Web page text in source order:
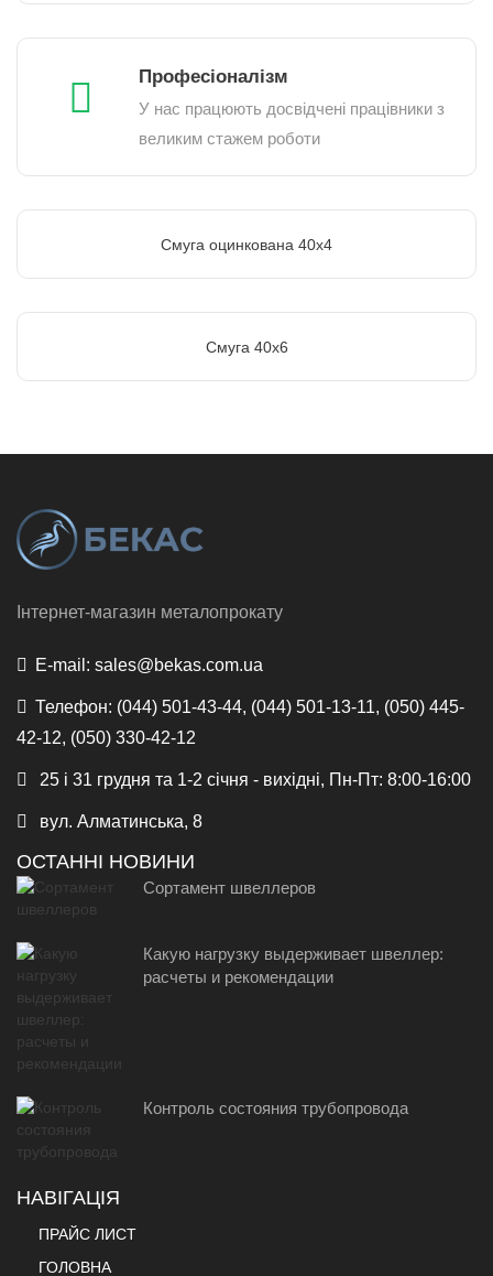
Професіоналізм
У нас працюють досвідчені працівники з
великим стажем роботи
Смуга оцинкована 40х4
Смуга 40х6
Інтернет-магазин металопрокату
E-mail: sales@bekas.com.ua
Телефон: (044) 501-43-44, (044) 501-13-11, (050) 445-
42-12, (050) 330-42-12
25 і 31 грудня та 1-2 січня - вихідні, Пн-Пт: 8:00-16:00
вул. Алматинська, 8
ОСТАННІ НОВИНИ
Сортамент швеллеров
Какую нагрузку выдерживает швеллер:
расчеты и рекомендации
Контроль состояния трубопровода
НАВІГАЦІЯ
ПРАЙС ЛИСТ
ГОЛОВНА